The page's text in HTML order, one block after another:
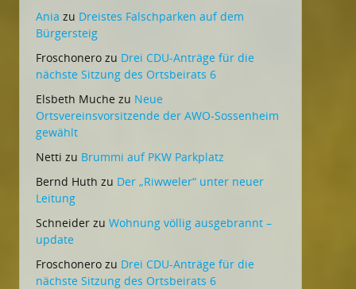
Ania zu Dreistes Falschparken auf dem
Bürgersteig
Froschonero zu Drei CDU-Anträge für die
nächste Sitzung des Ortsbeirats 6
Elsbeth Muche zu Neue
Ortsvereinsvorsitzende der AWO-Sossenheim
gewählt
Netti zu Brummi auf PKW Parkplatz
Bernd Huth zu Der „Riwweler“ unter neuer
Leitung
Schneider zu Wohnung völlig ausgebrannt –
update
Froschonero zu Drei CDU-Anträge für die
nächste Sitzung des Ortsbeirats 6